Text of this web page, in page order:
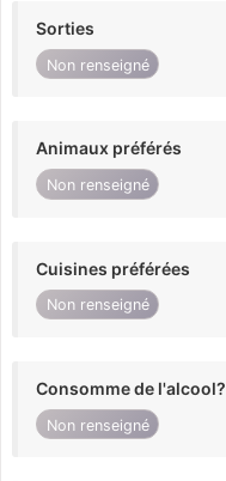
Sorties
Non renseigné
Animaux préférés
Non renseigné
Cuisines préférées
Non renseigné
Consomme de l'alcool?
Non renseigné